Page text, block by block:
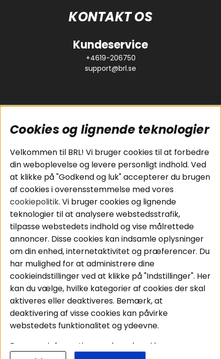
KONTAKT OS
Kundeservice
+4619-206750
support@brl.se
Populære sider
Pakkeløsninger
Bilstereo
Højttalere
Forstærker
Smartphone
Tilbehør
Kabler
Kundeservice
Cookies
Handelsbetingelser
Personvernpolicy
Service / Garanti /
Retur
Områder
Bilstereo
Hjemmestereo
S
g på din bil
Følg os
Instagram
Facebook
Youtube
Cookies og lignende teknologier
Velkommen til BRL! Vi bruger cookies til at forbedre
din weboplevelse og levere personligt indhold. Ved
at klikke på "Godkend og luk" accepterer du brugen
af cookies i overensstemmelse med vores
cookiepolitik. Vi bruger cookies og lignende
teknologier til at analysere webstedsstrafik,
tilpasse webstedets indhold og vise målrettede
annoncer. Disse cookies kan indsamle oplysninger
om din enhed, internetaktivitet og præferencer. Du
har mulighed for at administrere dine
cookieindstillinger ved at klikke på "Indstillinger". Her
kan du vælge, hvilke kategorier af cookies der skal
aktiveres eller deaktiveres. Bemærk, at
deaktivering af visse cookies kan påvirke
webstedets funktionalitet og ydeevne.
For mere information om, hvordan vi bruger